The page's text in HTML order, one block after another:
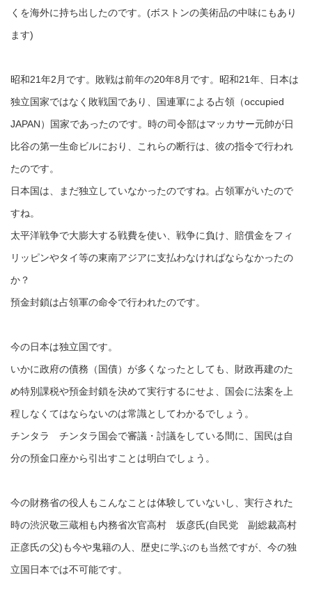
くを海外に持ち出したのです。(ボストンの美術品の中味にもあり
ます)
昭和21年2月です。敗戦は前年の20年8月です。昭和21年、日本は
独立国家ではなく敗戦国であり、国連軍による占領（occupied
JAPAN）国家であったのです。時の司令部はマッカサー元帥が日
比谷の第一生命ビルにおり、これらの断行は、彼の指令で行われ
たのです。
日本国は、まだ独立していなかったのですね。占領軍がいたので
すね。
太平洋戦争で大膨大する戦費を使い、戦争に負け、賠償金をフィ
リッピンやタイ等の東南アジアに支払わなければならなかったの
か？
預金封鎖は占領軍の命令で行われたのです。
今の日本は独立国です。
いかに政府の債務（国債）が多くなったとしても、財政再建のた
め特別課税や預金封鎖を決めて実行するにせよ、国会に法案を上
程しなくてはならないのは常識としてわかるでしょう。
チンタラ チンタラ国会で審議・討議をしている間に、国民は自
分の預金口座から引出すことは明白でしょう。
今の財務省の役人もこんなことは体験していないし、実行された
時の渋沢敬三蔵相も内務省次官高村 坂彦氏(自民党 副総裁高村
正彦氏の父)も今や鬼籍の人、歴史に学ぶのも当然ですが、今の独
立国日本では不可能です。